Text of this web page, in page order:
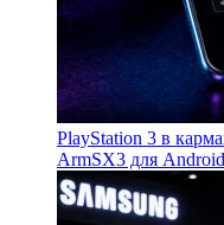
PlayStation 3 в
ArmSX3 для Android